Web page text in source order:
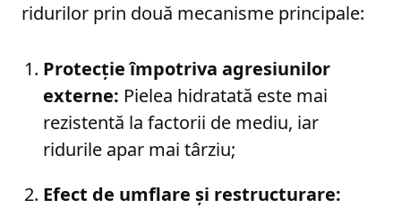
ridurilor prin două mecanisme principale:
Protecție împotriva agresiunilor
externe: Pielea hidratată este mai
rezistentă la factorii de mediu, iar
ridurile apar mai târziu;
Efect de umflare și restructurare: